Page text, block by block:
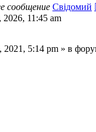
сообщение Свідомий
2026, 11:45 am
5:14 pm » в